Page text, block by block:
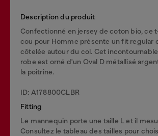
Description du produit
Confectionné en jersey de coton bio, ce
cou pour Homme présente un fit regular
côtelée autour du col. Cet
robe est orné d'un Oval D métallisé
la poitrine.
ID: A178800CLBR
Fitting
Le mannequin porte une taille L et il
Consultez le tableau des tailles pour